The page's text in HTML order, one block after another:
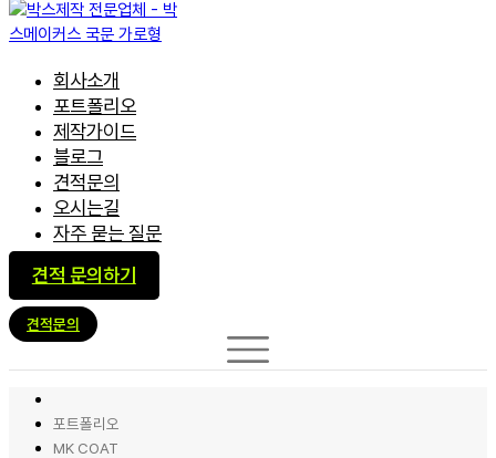
회사소개
포트폴리오
제작가이드
블로그
견적문의
오시는길
자주 묻는 질문
견적 문의하기
견적문의
포트폴리오
MK COAT